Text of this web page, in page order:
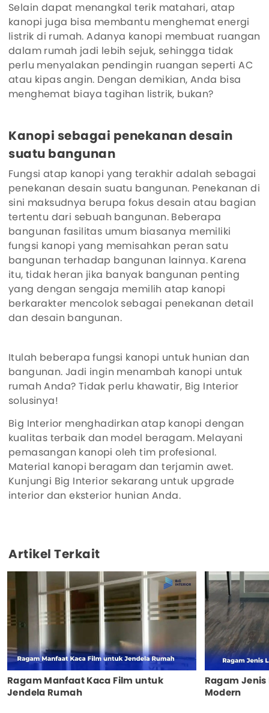
Selain dapat menangkal terik matahari, atap
kanopi juga bisa membantu menghemat energi
listrik di rumah. Adanya kanopi membuat ruangan
dalam rumah jadi lebih sejuk, sehingga tidak
perlu menyalakan pendingin ruangan seperti AC
atau kipas angin. Dengan demikian, Anda bisa
menghemat biaya tagihan listrik, bukan?
Kanopi sebagai penekanan desain
suatu bangunan
Fungsi atap kanopi yang terakhir adalah sebagai
penekanan desain suatu bangunan. Penekanan di
sini maksudnya berupa fokus desain atau bagian
tertentu dari sebuah bangunan. Beberapa
bangunan fasilitas umum biasanya memiliki
fungsi kanopi yang memisahkan peran satu
bangunan terhadap bangunan lainnya. Karena
itu, tidak heran jika banyak bangunan penting
yang dengan sengaja memilih atap kanopi
berkarakter mencolok sebagai penekanan detail
dan desain bangunan.
Itulah beberapa fungsi kanopi untuk hunian dan
bangunan. Jadi ingin menambah kanopi untuk
rumah Anda? Tidak perlu khawatir, Big Interior
solusinya!
Big Interior menghadirkan atap kanopi dengan
kualitas terbaik dan model beragam. Melayani
pemasangan kanopi oleh tim profesional.
Material kanopi beragam dan terjamin awet.
Kunjungi Big Interior sekarang untuk upgrade
interior dan eksterior hunian Anda.
Artikel Terkait
Ragam Manfaat Kaca Film untuk
Jendela Rumah
Ragam
Modern